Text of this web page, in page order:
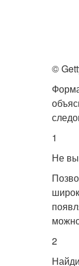
©
1
Не
2